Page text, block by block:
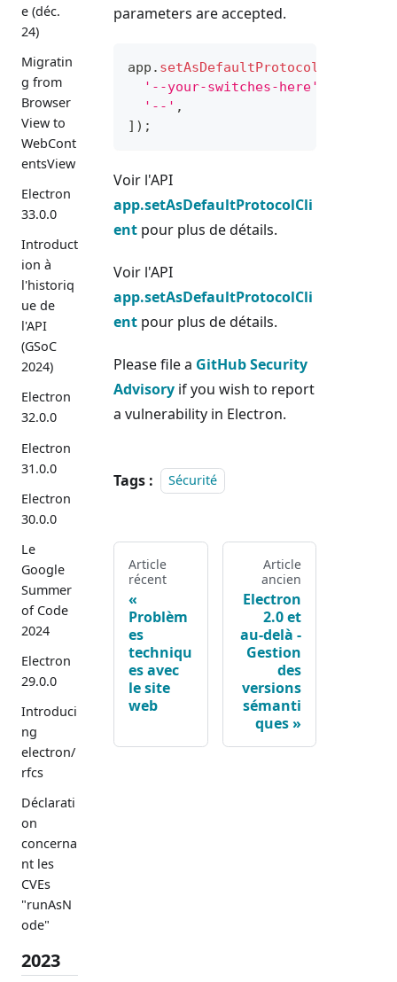
e (déc.
24)
Migratin
g from
Browser
View to
WebCont
entsView
Electron
33.0.0
Introduct
ion à
l'historiq
ue de
l'API
(GSoC
2024)
Electron
32.0.0
Electron
31.0.0
Electron
30.0.0
Le
Google
Summer
of Code
2024
Electron
29.0.0
Introduci
ng
electron/
rfcs
Déclarati
on
concerna
nt les
CVEs
"runAsN
ode"
2023
parameters are accepted.
app . setAsDefaultProtocolClient
'--your-switches-here'
'--' ,
] ) ;
Voir l'API
app.setAsDefaultProtocolCli
ent pour plus de détails.
Voir l'API
app.setAsDefaultProtocolCli
ent pour plus de détails.
Please file a GitHub Security
Advisory if you wish to report
a vulnerability in Electron.
Tags : Sécurité
Article
récent
Problèm
es
techniqu
es avec
le site
web
Article
ancien
Electron
2.0 et
au-delà -
Gestion
des
versions
sémanti
ques